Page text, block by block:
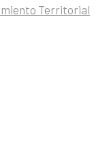
Territorial